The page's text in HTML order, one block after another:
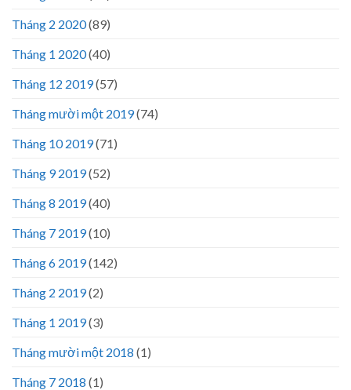
Tháng 2 2020(89)
Tháng 1 2020(40)
Tháng 12 2019(57)
Tháng mười một 2019(74)
Tháng 10 2019(71)
Tháng 9 2019(52)
Tháng 8 2019(40)
Tháng 7 2019(10)
Tháng 6 2019(142)
Tháng 2 2019(2)
Tháng 1 2019(3)
Tháng mười một 2018 (1)
Tháng 7 2018 (1)